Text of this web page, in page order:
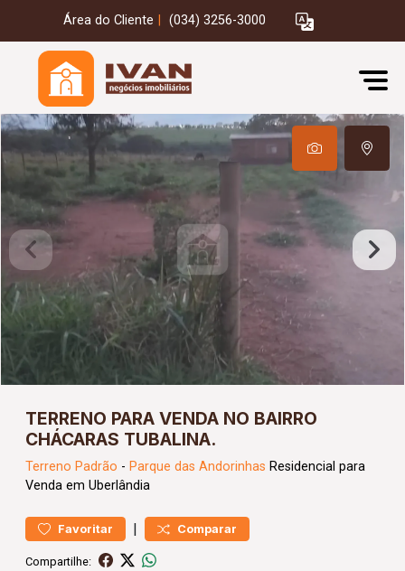
Área do Cliente (034) 3256-3000
TERRENO PARA VENDA NO BAIRRO
CHÁCARAS TUBALINA.
Terreno Padrão - Parque das Andorinhas Residencial para
Venda em Uberlândia
Favoritar | Comparar
Compartilhe: